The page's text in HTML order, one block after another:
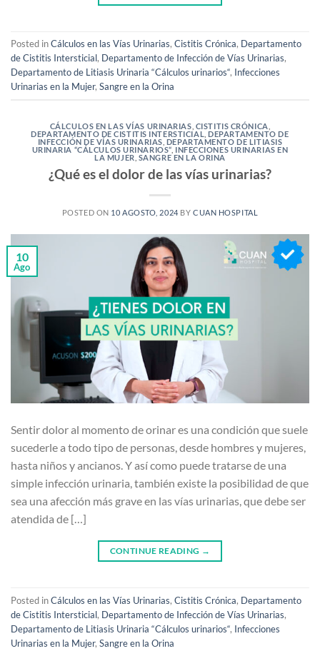
Posted inCálculos en las Vías Urinarias, Cistitis Crónica, Departamento
de Cistitis Intersticial, Departamento de Infección de Vías Urinarias,
Departamento de Litiasis Urinaria “Cálculos urinarios“, Infecciones
Urinarias en la Mujer, Sangre en la Orina
CÁLCULOS EN LAS VÍAS URINARIAS CISTITIS CRÓNICA
DEPARTAMENTO DE CISTITIS INTERSTICIAL ,DEPARTAMENTO DE
INFECCIÓN DE VÍAS URINARIAS DEPARTAMENTO DE LITIASIS
URINARIA “CÁLCULOS URINARIOS“, INFECCIONES URINARIAS EN
LA MUJER SANGRE EN LA ORINA
¿Qué es el dolor de las vías urinarias?
POSTED ON 10 AGOSTO, 2024 BY CUAN HOSPITAL
10
Ago
Sentir dolor al momento de orinar es una condición que suele
sucederle a todo tipo de personas, desde hombres y mujeres,
hasta niños y ancianos. Y así como puede tratarse de una
simple infección urinaria, también existe la posibilidad de que
sea una afección más grave en las vías urinarias, que debe ser
atendida de […]
CONTINUE READING →
Posted inCálculos en las Vías Urinarias, Cistitis Crónica, Departamento
de Cistitis Intersticial, Departamento de Infección de Vías Urinarias,
Departamento de Litiasis Urinaria “Cálculos urinarios“, Infecciones
Urinarias en la Mujer, Sangre en la Orina